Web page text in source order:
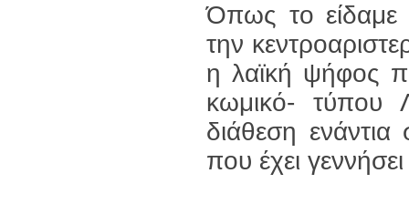
Όπως το είδαμε
την
η λαϊκή ψήφος
κωμικό- τύπου
διάθεση
που έχει